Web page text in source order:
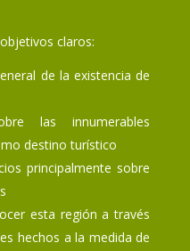
claros:
de la existencia de
las innumerables
destino turístico
principalmente sobre
esta región a través
hechos a la medida de